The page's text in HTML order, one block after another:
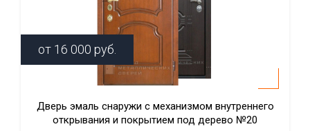
от 16 000 руб.
Дверь эмаль снаружи с механизмом внутреннего
открывания и покрытием под дерево №20